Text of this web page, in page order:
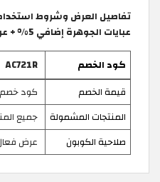
تفاصيل العرض وشروط
عبايات الجوهرة إضافي 5% + عروض حتى 70%)
كود الخصم
AC721R
قيمة الخصم
كود خصم ٥%
المنتجات المشمولة
جميع
صلاحية الكوبون
عرض